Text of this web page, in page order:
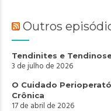
Outros
Tendinites e
3 de julho de 2026
O Cuidado
Crônica
17 de abril de 2026